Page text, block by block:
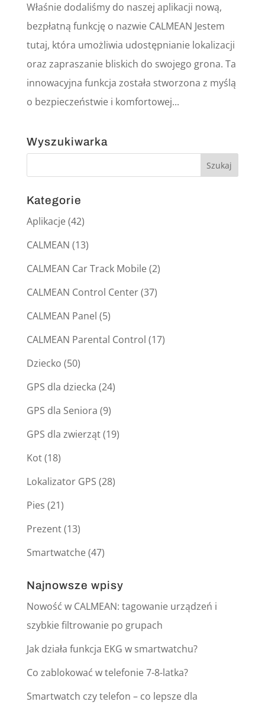
Właśnie dodaliśmy do naszej aplikacji nową,
bezpłatną funkcję o nazwie CALMEAN Jestem
tutaj, która umożliwia udostępnianie lokalizacji
oraz zapraszanie bliskich do swojego grona. Ta
innowacyjna funkcja została stworzona z myślą
o bezpieczeństwie i komfortowej...
Wyszukiwarka
Kategorie
Aplikacje(42)
CALMEAN (13)
CALMEAN Car Track Mobile(2)
CALMEAN Control Center(37)
CALMEAN Panel (5)
CALMEAN Parental Control (17)
Dziecko (50)
GPS dla dziecka (24)
GPS dla Seniora (9)
GPS dla zwierząt(19)
Kot(18)
Lokalizator GPS (28)
Pies (21)
Prezent(13)
Smartwatche(47)
Najnowsze wpisy
Nowość w CALMEAN: tagowanie urządzeń i
szybkie filtrowanie po grupach
Jak działa funkcja EKG w smartwatchu?
Co zablokować w telefonie 7-8-latka?
Smartwatch czy telefon – co lepsze dla